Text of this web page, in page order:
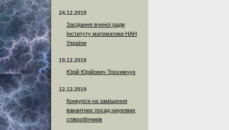
24.12.2019
Засідання вченої ради
Інституту математики НАН
України
19.12.2019
Юрій Юрійович Трохимчук
12.12.2019
Конкурси на заміщення
вакантних посад наукових
співробітників